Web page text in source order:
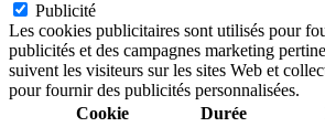
Publicité
Les cookies publicitaires sont utilisés pour
publicités et des campagnes marketing
suivent les visiteurs sur les sites Web et
pour fournir des publicités personnalisées.
Cookie
Durée